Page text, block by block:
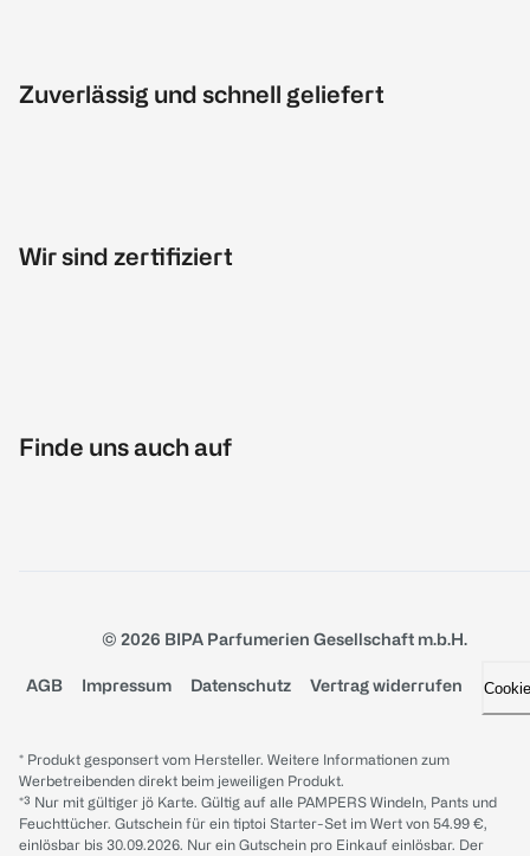
Zuverlässig und schnell geliefert
Wir sind zertifiziert
Finde uns auch auf
© 2026 BIPA Parfumerien Gesellschaft m.b.H.
AGB Impressum Datenschutz Vertrag widerrufen
* Produkt gesponsert vom Hersteller. Weitere Informationen zum
Werbetreibenden direkt beim jeweiligen Produkt.
*³ Nur mit gültiger jö Karte. Gültig auf alle PAMPERS Windeln, Pants und
Feuchttücher. Gutschein für ein tiptoi Starter-Set im Wert von 54.99 €,
einlösbar bis 30.09.2026. Nur ein Gutschein pro Einkauf einlösbar. Der